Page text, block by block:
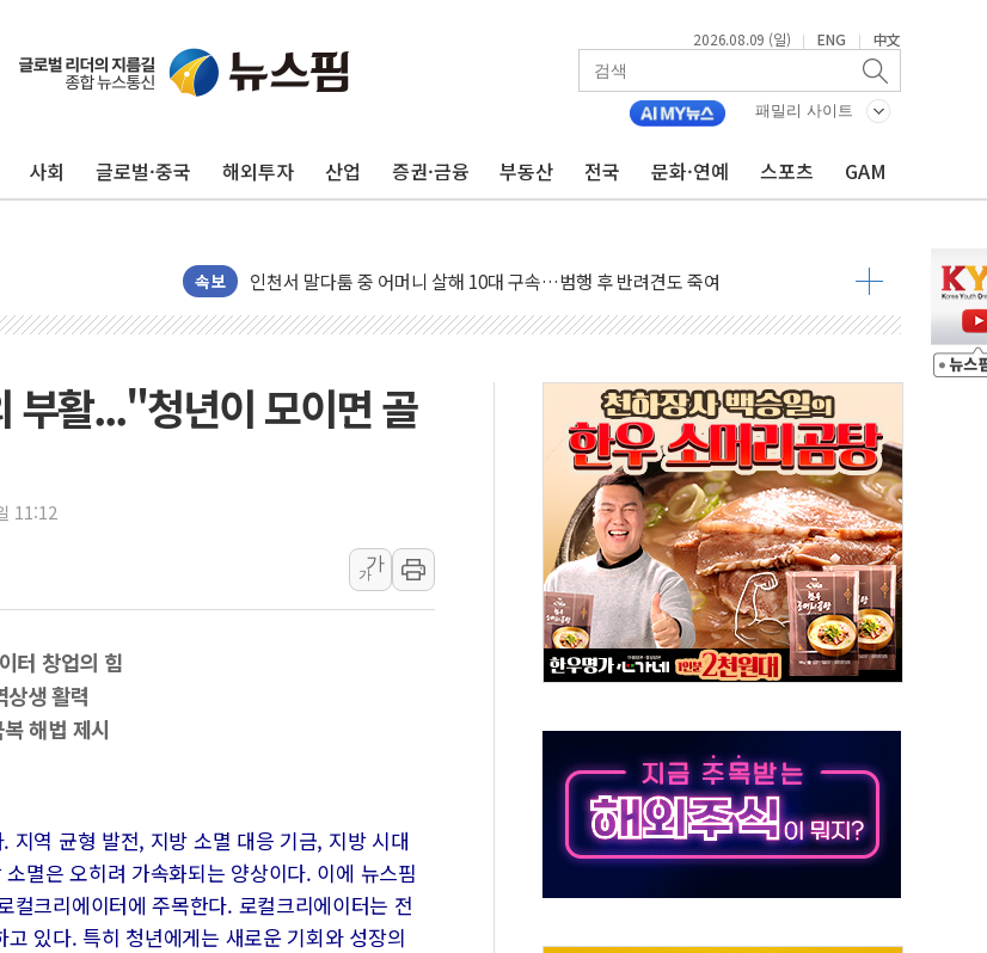
2026.08.09 (일) | ENG | 中文
패밀리 사이트
사회 글로벌·중국 해외투자 산업 증권·금융 부동산 전국 문화·연예 스포츠 GAM
속보
[종합] 김민석, 정청래에 누적 '1.48%p' 차 선두 유지...金 46.01% vs 鄭 44.53%
인천서 말다툼 중 어머니 살해 10대 구속…범행 후 반려견도 죽여
김민석, 강원·대구·경북 경선서 정청래에 승리…金 48.54% vs 鄭 44.40%
[속보] 민주, 경북 경선 결과 발표...김민석 47.37% 정청래 45.71% 송영길 6.92%
[속보] 민주, 대구 경선 결과 발표...정청래 47.82% 김민석 46.35% 송영길 5.83%
[속보] 민주, 강원 경선 결과 발표...김민석 50.30% 정청래 41.94% 송영길 7.76%
정재헌 CEO, SKT 장기고객 400명 맞이…"마음 잇는 시간 되길"
최태원, 노소영에 9440억 지급 확정되나…재상고 앞두고 막판 셈법
하나금융, 명동 소상공인에 '행복상자' 전달
인천시 광복절 현수막 '태극기 거꾸로' 논란…이틀만에 철거
병무청, 보충역 전면 손질… 예술·체육요원 최대 33% 감축
홈플러스發 대형마트 판매, 역대 최대폭 감소한 9.4%↓…유통업계 양극화 심화
'호우·산사태 주의보' 울진 시간당 30mm 강한 비...호우 피해 없어
여야, 황희 '버스 하우스' 공방…野 "청년 우롱 기괴" vs 與 "송구한 해프닝"
풀무원재단, '국제과학연극제 2026'서 어린이 과학연극 2편 수상
현대그린푸드 '텍사스로드하우스' 잠실점, 직장인 핫플레이스로 부상
與 "세제개편안 8월 말 당정 조율 완료…초고가·비거주 1주택 등 여론 수렴"
부활..."청년이 모이면 골
11:12
가
가
터 창업의 힘
생 활력
해법 제시
지역 균형 발전, 지방 소멸 대응 기금, 지방 시대
멸은 오히려 가속화되는 양상이다. 이에 뉴스핌
크리에이터에 주목한다. 로컬크리에이터는 전
있다. 특히 청년에게는 새로운 기회와 성장의